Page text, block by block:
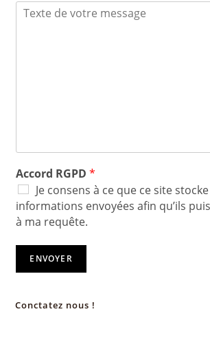
Accord RGPD*
Je consens à ce que ce site
informations envoyées afin qu’ils
à ma requête.
ENVOYER
Conctatez nous !